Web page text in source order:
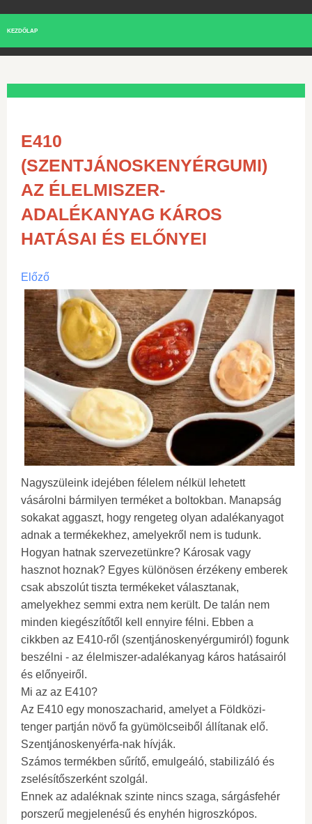
KEZDŐLAP
E410
(SZENTJÁNOSKENYÉRGUMI)
AZ ÉLELMISZER-
ADALÉKANYAG KÁROS
HATÁSAI ÉS ELŐNYEI
Előző
Nagyszüleink idejében félelem nélkül lehetett
vásárolni bármilyen terméket a boltokban. Manapság
sokakat aggaszt, hogy rengeteg olyan adalékanyagot
adnak a termékekhez, amelyekről nem is tudunk.
Hogyan hatnak szervezetünkre? Károsak vagy
hasznot hoznak? Egyes különösen érzékeny emberek
csak abszolút tiszta termékeket választanak,
amelyekhez semmi extra nem került. De talán nem
minden kiegészítőtől kell ennyire félni. Ebben a
cikkben az E410-ről (szentjánoskenyérgumiról) fogunk
beszélni - az élelmiszer-adalékanyag káros hatásairól
és előnyeiről.
Mi az az E410?
Az E410 egy monoszacharid, amelyet a Földközi-
tenger partján növő fa gyümölcseiből állítanak elő.
Szentjánoskenyérfa-nak hívják.
Számos termékben sűrítő, emulgeáló, stabilizáló és
zselésítőszerként szolgál.
Ennek az adaléknak szinte nincs szaga, sárgásfehér
porszerű megjelenésű és enyhén higroszkópos.